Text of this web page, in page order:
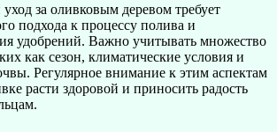
за оливковым деревом требует
подхода к процессу полива и
удобрений. Важно учитывать множество
как сезон, климатические условия и
Регулярное внимание к этим аспектам
расти здоровой и приносить радость